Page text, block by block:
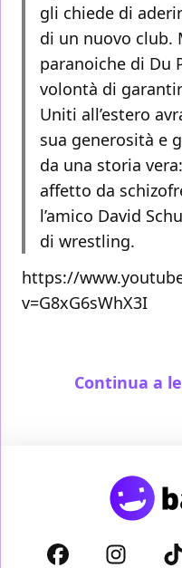
gli chiede di
di un nuovo club.
paranoiche di Du
volontà di
Uniti all’estero
sua generosità e
da una storia
affetto da
l’amico David
di wrestling.
https://
v=G8xG6sWhX3I
Continua a